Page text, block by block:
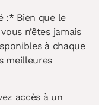
:* Bien que le
n’êtes jamais
à chaque
meilleures
accès à un